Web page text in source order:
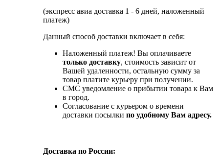
(экспресс авиа доставка 1 - 6 дней, наложенный
платеж)
Данный способ доставки включает в себя:
Наложенный платеж! Вы оплачиваете
только доставку, стоимость зависит от
Вашей удаленности, остальную сумму за
товар платите курьеру при получении.
СМС уведомление о прибытии товара к Вам
в город.
Согласование с курьером о времени
доставки посылки по удобному Вам адресу.
Доставка по России: